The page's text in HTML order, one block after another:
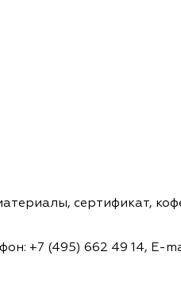
сертификат,
+7 (495) 662 49 14, Е-